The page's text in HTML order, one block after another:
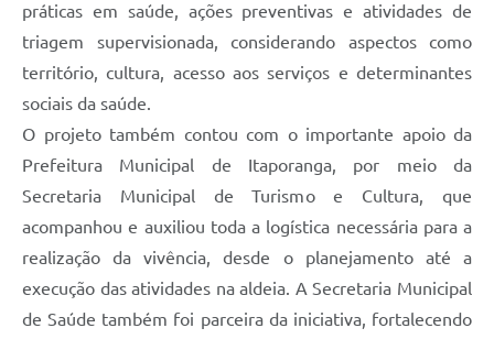
práticas em saúde, ações preventivas e atividades de
triagem supervisionada, considerando aspectos como
território, cultura, acesso aos serviços e determinantes
sociais da saúde.
O projeto também contou com o importante apoio da
Prefeitura Municipal de Itaporanga, por meio da
Secretaria Municipal de Turismo e Cultura, que
acompanhou e auxiliou toda a logística necessária para a
realização da vivência, desde o planejamento até a
execução das atividades na aldeia. A Secretaria Municipal
de Saúde também foi parceira da iniciativa, fortalecendo